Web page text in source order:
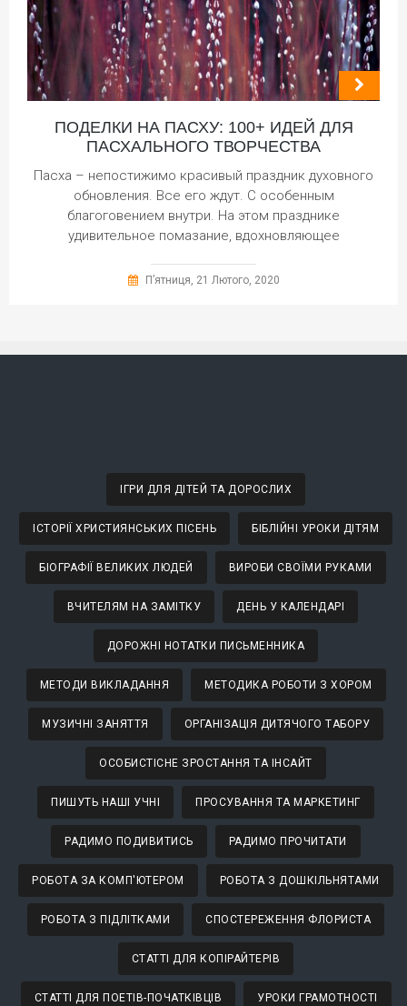
ПОДЕЛКИ НА ПАСХУ: 100+ ИДЕЙ ДЛЯ
ПАСХАЛЬНОГО ТВОРЧЕСТВА
Пасха – непостижимо красивый праздник духовного
обновления. Все его ждут. С особенным
благоговением внутри. На этом празднике
удивительное помазание, вдохновляющее
П’ятниця, 21 Лютого, 2020
ІГРИ ДЛЯ ДІТЕЙ ТА ДОРОСЛИХ
ІСТОРІЇ ХРИСТИЯНСЬКИХ ПІСЕНЬ БІБЛІЙНІ УРОКИ ДІТЯМ
БІОГРАФІЇ ВЕЛИКИХ ЛЮДЕЙ ВИРОБИ СВОЇМИ РУКАМИ
ВЧИТЕЛЯМ НА ЗАМІТКУ ДЕНЬ У КАЛЕНДАРІ
ДОРОЖНІ НОТАТКИ ПИСЬМЕННИКА
МЕТОДИ ВИКЛАДАННЯ МЕТОДИКА РОБОТИ З ХОРОМ
МУЗИЧНІ ЗАНЯТТЯ ОРГАНІЗАЦІЯ ДИТЯЧОГО ТАБОРУ
ОСОБИСТІСНЕ ЗРОСТАННЯ ТА ІНСАЙТ
ПИШУТЬ НАШІ УЧНІ ПРОСУВАННЯ ТА МАРКЕТИНГ
РАДИМО ПОДИВИТИСЬ РАДИМО ПРОЧИТАТИ
РОБОТА ЗА КОМП'ЮТЕРОМ РОБОТА З ДОШКІЛЬНЯТАМИ
РОБОТА З ПІДЛІТКАМИ СПОСТЕРЕЖЕННЯ ФЛОРИСТА
СТАТТІ ДЛЯ КОПІРАЙТЕРІВ
СТАТТІ ДЛЯ ПОЕТІВ-ПОЧАТКІВЦІВ УРОКИ ГРАМОТНОСТІ